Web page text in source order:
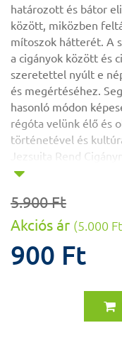
határozott és bátor
között, miközben
mítoszok hátterét. A
a cigányok között és
szeretettel nyúlt e
és megértéséhez.
hasonló módon
régóta velünk élő és
történetével és
Jezsuita Rend
December 5-én
romológusA
Rend
cigányság
5.900 Ft
Akciós ár (5.000
900 Ft